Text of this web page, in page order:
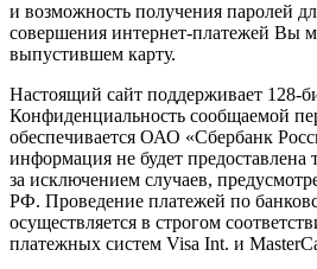
и возможность получения паролей
совершения интернет-платежей Вы
выпустившем карту.
Настоящий сайт поддерживает 128-
Конфиденциальность сообщаемой
обеспечивается ОАО «Сбербанк
информация не будет предоставлена
за исключением случаев,
РФ. Проведение платежей по
осуществляется в строгом
платежных систем Visa Int. и